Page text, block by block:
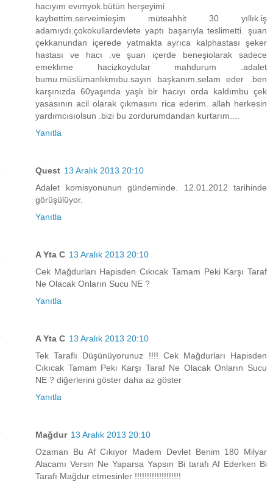
hacıyım evımyok.bütün herşeyimi
kaybettim.serveimieşim müteahhit 30 yıllık.iş
adamıydı.çokokullardevlete yaptı başarıyla teslimetti. şuan
çekkanundan içerede yatmakta ayrıca kalphastası şeker
hastası ve hacı .ve şuan içerde beneşiolarak sadece
emeklıme hacizkoydular mahdurum .adalet
bumu.müslümanlıkmıbu.sayın başkanım.selam eder .ben
karşınızda 60yaşında yaşlı bir hacıyı orda kaldımbu çek
yasasının acil olarak çıkmasını rica ederim. allah herkesin
yardımcısıolsun .bizi bu zordurumdandan kurtarım....
Yanıtla
Quest 13 Aralık 2013 20:10
Adalet komisyonunun gündeminde. 12.01.2012 tarihinde
görüşülüyor.
Yanıtla
A Yta C 13 Aralık 2013 20:10
Cek Mağdurları Hapisden Cıkıcak Tamam Peki Karşı Taraf
Ne Olacak Onların Sucu NE ?
Yanıtla
A Yta C 13 Aralık 2013 20:10
Tek Taraflı Düşünüyorunuz !!!! Cek Mağdurları Hapisden
Cıkıcak Tamam Peki Karşı Taraf Ne Olacak Onların Sucu
NE ? diğerlerini göster daha az göster
Yanıtla
Mağdur 13 Aralık 2013 20:10
Ozaman Bu Af Cıkıyor Madem Devlet Benim 180 Milyar
Alacamı Versin Ne Yaparsa Yapsın Bi tarafı Af Ederken Bi
Tarafı Mağdur etmesinler !!!!!!!!!!!!!!!!!!!